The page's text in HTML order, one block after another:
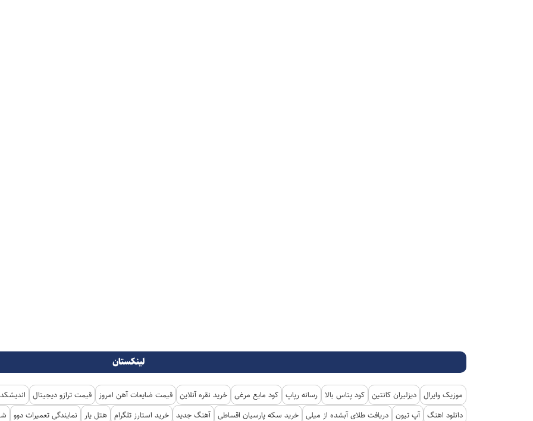
لینکستان
موزیک وایرال دیزلیران کانتین کود پتاس بالا رسانه رپاپ کود مایع مرغی خرید نقره آنلاین قیمت ضایعات آهن امروز قیمت ترازو دیجیتال
دانلود اهنگ آپ تیون دریافت طلای آبشده از میلی خرید سکه پارسیان اقساطی آهنگ جدید خرید استارز تلگرام هتل یار نمایندگی تعمیرات دوو